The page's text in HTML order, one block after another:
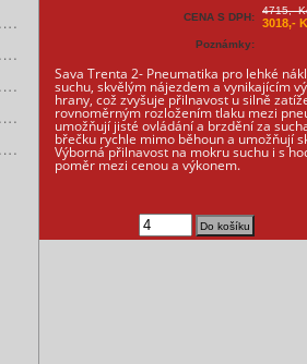
CENA S DPH:
4715,-
3018,-
Poznámky:
Sava Trenta 2- Pneumatika pro lehké
suchu, skvělým nájezdem a vynikajícím
hrany, což zvyšuje přilnavost u silně
rovnoměrným rozložením tlaku mezi
umožňují jisté ovládání a brzdění za
břečku rychle mimo běhoun a umožňují
Výborná přilnavost na mokru suchu i s
poměr mezi cenou a výkonem.